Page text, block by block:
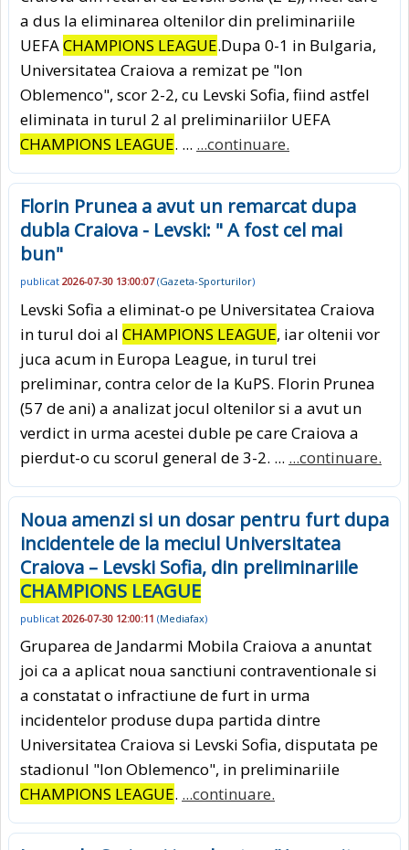
a dus la eliminarea oltenilor din preliminariile
UEFACHAMPIONS LEAGUE.Dupa 0-1 in Bulgaria,
Universitatea Craiova a remizat pe "Ion
Oblemenco", scor 2-2, cu Levski Sofia, fiind astfel
eliminata in turul 2 al preliminariilor UEFA
CHAMPIONS LEAGUE. ... ...continuare.
Florin Prunea a avut un remarcat dupa
dubla Craiova - Levski: " A fost cel mai
bun"
publicat 2026-07-30 13:00:07(Gazeta-Sporturilor)
Levski Sofia a eliminat-o pe Universitatea Craiova
in turul doi al CHAMPIONS LEAGUE, iar oltenii vor
juca acum in Europa League, in turul trei
preliminar, contra celor de la KuPS. Florin Prunea
(57 de ani) a analizat jocul oltenilor si a avut un
verdict in urma acestei duble pe care Craiova a
pierdut-o cu scorul general de 3-2. ... ...continuare.
Noua amenzi si un dosar pentru furt dupa
incidentele de la meciul Universitatea
Craiova – Levski Sofia, din preliminariile
CHAMPIONS LEAGUE
publicat 2026-07-30 12:00:11 (Mediafax)
Gruparea de Jandarmi Mobila Craiova a anuntat
joi ca a aplicat noua sanctiuni contraventionale si
a constatat o infractiune de furt in urma
incidentelor produse dupa partida dintre
Universitatea Craiova si Levski Sofia, disputata pe
stadionul "Ion Oblemenco", in preliminariile
CHAMPIONS LEAGUE. ...continuare.